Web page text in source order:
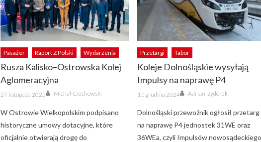
Pasażer Raport Z Polski Wydarzenia
Rusza Kalisko–Ostrowska Kolej
Aglomeracyjna
Posted
on
27 listopada 2025 Author
Michał Ciechowski
W Ostrowie Wielkopolskim podpisano
historyczne umowy dotacyjne, które
oficjalnie otwierają drogę do
Przetargi Tabor
Koleje Dolnośląskie wysyłają
Impulsy na naprawę P4
Posted
on
11 grudnia 2024 Author
Adrian Izydorek
Dolnośląski przewoźnik ogłosił przetarg
na naprawę P4 jednostek 31WE oraz
36WEa, czyli Impulsów